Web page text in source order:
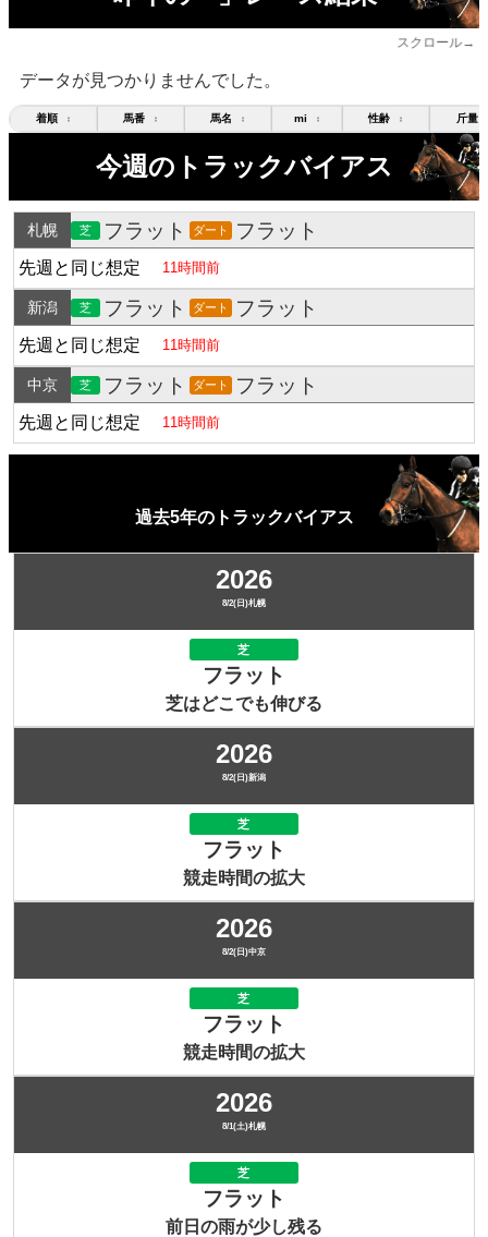
スクロール→
データが見つかりませんでした。
着順 ↕ 馬番 ↕ 馬名 ↕ mi ↕ 性齢 ↕ 斤量
今週のトラックバイアス
札幌 芝 フラット ダート フラット
先週と同じ想定 11時間前
新潟 芝 フラット ダート フラット
先週と同じ想定 11時間前
中京 芝 フラット ダート フラット
先週と同じ想定 11時間前
過去5年のトラックバイアス
2026
8/2(日)札幌
芝
フラット
芝はどこでも伸びる
2026
8/2(日)新潟
芝
フラット
競走時間の拡大
2026
8/2(日)中京
芝
フラット
競走時間の拡大
2026
8/1(土)札幌
芝
フラット
前日の雨が少し残る